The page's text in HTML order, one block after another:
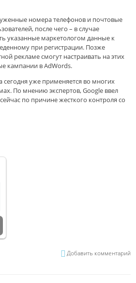
номера телефонов и почтовые
после чего – в случае
указанные маркетологом данные к
при регистрации. Позже
рекламе смогут настраивать на этих
кампании в AdWords.
уже применяется во многих
По мнению экспертов, Google ввел
по причине жесткого контроля со
Добавить комментарий